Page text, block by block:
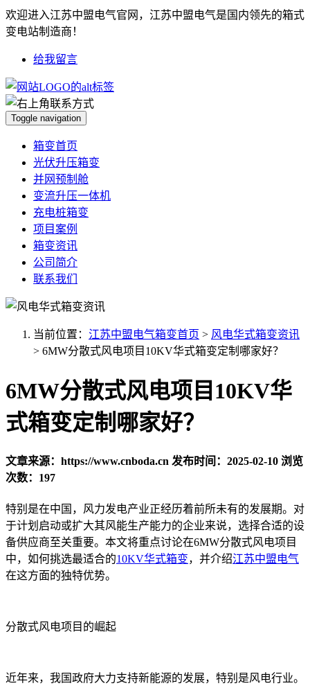
欢迎进入江苏中盟电气官网，江苏中盟电气是国内领先的箱式
变电站制造商！
给我留言
Toggle navigation
箱变首页
光伏升压箱变
并网预制舱
变流升压一体机
充电桩箱变
项目案例
箱变资讯
公司简介
联系我们
当前位置： 江苏中盟电气箱变首页 > 风电华式箱变资讯
> ​6MW分散式风电项目10KV华式箱变定制哪家好？
​6MW分散式风电项目10KV华
式箱变定制哪家好？
文章来源：https://www.cnboda.cn 发布时间：2025-02-10 浏览
次数：197
特别是在中国，风力发电产业正经历着前所未有的发展期。对
于计划启动或扩大其风能生产能力的企业来说，选择合适的设
备供应商至关重要。本文将重点讨论在6MW分散式风电项目
中，如何挑选最适合的10KV华式箱变，并介绍江苏中盟电气
在这方面的独特优势。
分散式风电项目的崛起
近年来，我国政府大力支持新能源的发展，特别是风电行业。